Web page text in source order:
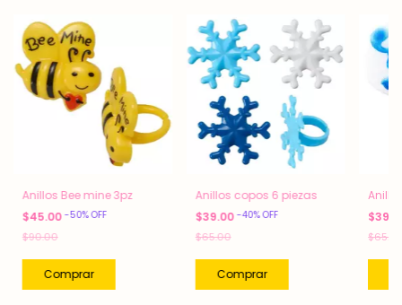
Anillos Bee mine 3pz
$45.00 -50%OFF
$90.00
Anillos copos 6 piezas
$39.00 -40%OFF
$65.00